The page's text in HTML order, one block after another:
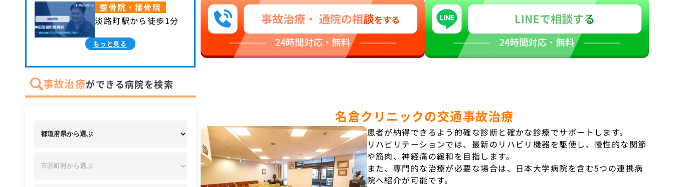
名倉クリニックの交通事故治療
患者が納得できるよう的確な診断と確かな診療でサポートします。
リハビリテーションでは、最新のリハビリ機器を駆使し、慢性的な関節
や筋肉、神経痛の緩和を目指します。
また、専門的な治療が必要な場合は、日本大学病院を含む5つの連携病
院へ紹介が可能です。
整骨院・接骨院
淡路町駅から徒歩1分
もっと見る
事故治療ができる病院を検索